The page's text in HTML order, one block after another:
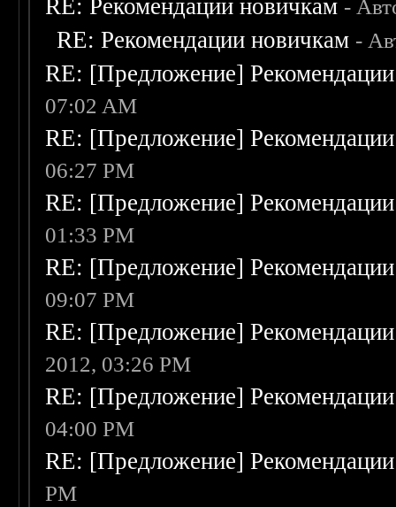
RE: Рекомендации новичкам -
RE: Рекомендации новичкам -
RE: [Предложение]
07:02 AM
RE: [Предложение]
06:27 PM
RE: [Предложение]
01:33 PM
RE: [Предложение]
09:07 PM
RE: [Предложение]
2012, 03:26 PM
RE: [Предложение]
04:00 PM
RE: [Предложение]
PM